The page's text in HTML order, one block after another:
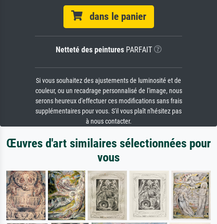
dans le panier
Netteté des peinturesPARFAIT
Si vous souhaitez des ajustements de luminosité et de
couleur, ou un recadrage personnalisé de l'image, nous
serons heureux d'effectuer ces modifications sans frais
supplémentaires pour vous. S'il vous plaît n'hésitez pas
à nous contacter.
Œuvres d'art similaires sélectionnées pour
vous